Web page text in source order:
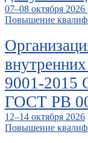
07–08 октября
Повышение
9001-2015
ГОСТ РВ
12–14 октября 2026
Повышение